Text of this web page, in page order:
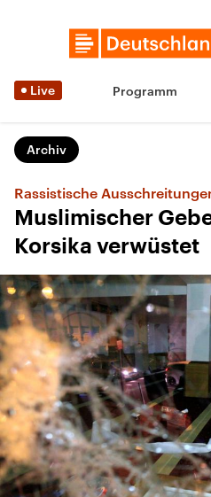
Live Programm
Archiv
Rassistische
Muslimischer
Korsika verwüstet